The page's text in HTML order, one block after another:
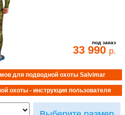
под заказ
33 990 р.
для подводной охоты Salvimar
охоты - инструкция пользователя